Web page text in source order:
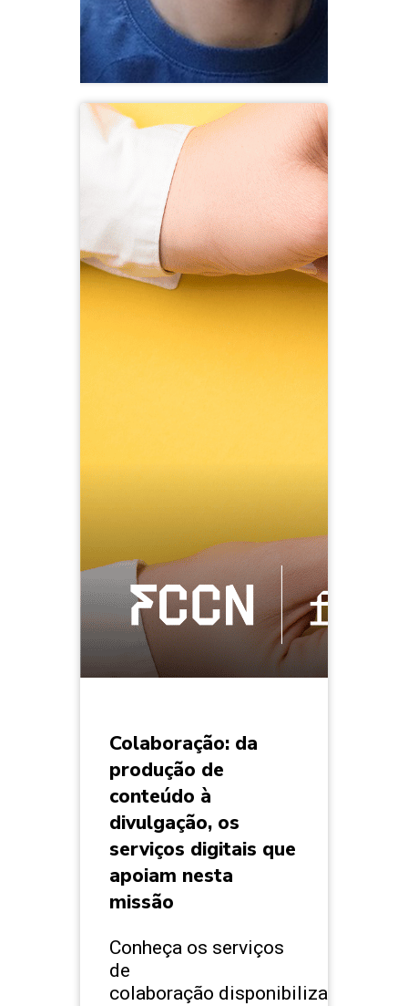
Colaboração: da
produção de
conteúdo à
divulgação, os
serviços digitais que
apoiam nesta
missão
Conheça os serviços
de
colaboração disponibilizados e